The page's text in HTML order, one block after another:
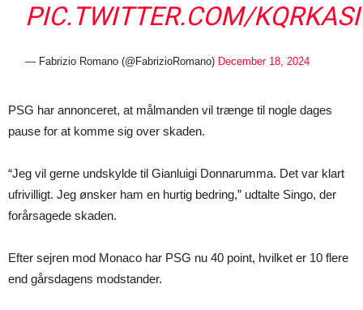
PIC.TWITTER.COM/
— Fabrizio Romano (@FabrizioRomano) December 18, 2024
PSG har annonceret, at målmanden vil trænge til nogle dages
pause for at komme sig over skaden.
“Jeg vil gerne undskylde til Gianluigi Donnarumma. Det var klart
ufrivilligt. Jeg ønsker ham en hurtig bedring,” udtalte Singo, der
forårsagede skaden.
Efter sejren mod Monaco har PSG nu 40 point, hvilket er 10 flere
end gårsdagens modstander.